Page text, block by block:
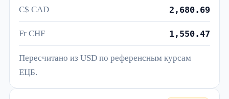
C$ CAD 2,680.69
Fr CHF 1,550.47
Пересчитано из USD по референсным курсам
ЕЦБ.